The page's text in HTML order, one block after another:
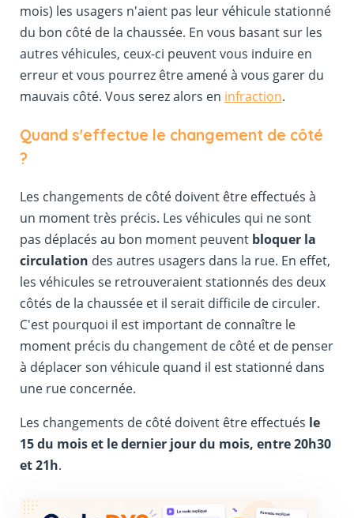
mois) les usagers n'aient pas leur véhicule stationné
du bon côté de la chaussée. En vous basant sur les
autres véhicules, ceux-ci peuvent vous induire en
erreur et vous pourrez être amené à vous garer du
mauvais côté. Vous serez alors en infraction.
Quand s'effectue le changement de côté
?
Les changements de côté doivent être effectués à
un moment très précis. Les véhicules qui ne sont
pas déplacés au bon moment peuvent bloquer la
circulation des autres usagers dans la rue. En effet,
les véhicules se retrouveraient stationnés des deux
côtés de la chaussée et il serait difficile de circuler.
C'est pourquoi il est important de connaître le
moment précis du changement de côté et de penser
à déplacer son véhicule quand il est stationné dans
une rue concernée.
Les changements de côté doivent être effectués le
15 du mois et le dernier jour du mois, entre 20h30
et 21h.